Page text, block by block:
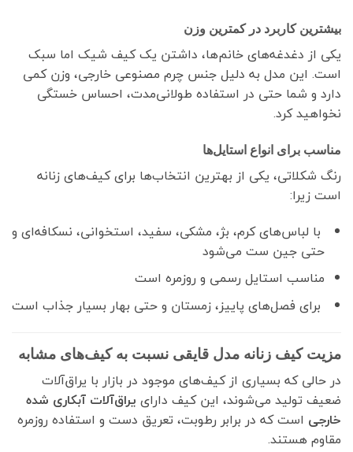
بیشترین کاربرد در کمترین وزن
یکی از دغدغه‌های خانم‌ها، داشتن یک کیف شیک اما سبک
است. این مدل به دلیل جنس چرم مصنوعی خارجی، وزن کمی
دارد و شما حتی در استفاده طولانی‌مدت، احساس خستگی
نخواهید کرد.
مناسب برای انواع استایل‌ها
رنگ شکلاتی، یکی از بهترین انتخاب‌ها برای کیف‌های زنانه
است زیرا:
با لباس‌های کرم، بژ، مشکی، سفید، استخوانی، نسکافه‌ای و
حتی جین ست می‌شود
مناسب استایل رسمی و روزمره است
برای فصل‌های پاییز، زمستان و حتی بهار بسیار جذاب است
مزیت کیف زنانه مدل قایقی نسبت به کیف‌های مشابه
در حالی که بسیاری از کیف‌های موجود در بازار با یراق‌آلات
ضعیف تولید می‌شوند، این کیف دارای یراق‌آلات آبکاری شده
خارجیاست که در برابر رطوبت، تعریق دست و استفاده روزمره
مقاوم هستند.